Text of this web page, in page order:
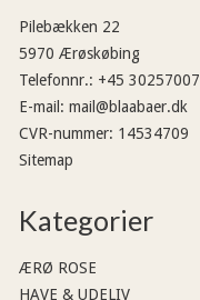
Pilebækken 22
5970 Ærøskøbing
Telefonnr.: +45 30257007
E-mail : mail@blaabaer.dk
CVR-nummer: 14534709
Sitemap
Kategorier
ÆRØ ROSE
HAVE & UDELIV